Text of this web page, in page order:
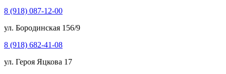
8 (918) 087-12-00
ул. Бородинская 156/9
8 (918) 682-41-08
ул. Героя Яцкова 17